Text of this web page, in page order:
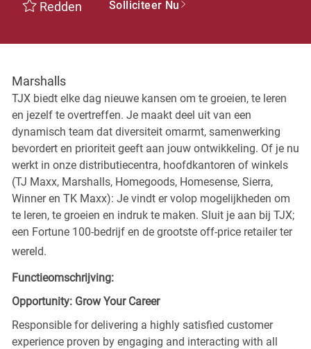
Redden Solliciteer Nu
Marshalls
TJX biedt elke dag nieuwe kansen om te groeien, te leren
en jezelf te overtreffen. Je maakt deel uit van een
dynamisch team dat diversiteit omarmt, samenwerking
bevordert en prioriteit geeft aan jouw ontwikkeling. Of je nu
werkt in onze distributiecentra, hoofdkantoren of winkels
(TJ Maxx, Marshalls, Homegoods, Homesense, Sierra,
Winner en TK Maxx): Je vindt er volop mogelijkheden om
te leren, te groeien en indruk te maken. Sluit je aan bij TJX;
een Fortune 100-bedrijf en de grootste off-price retailer ter
wereld.
Functieomschrijving:
Opportunity: Grow Your Career
Responsible for delivering a highly satisfied customer
experience proven by engaging and interacting with all